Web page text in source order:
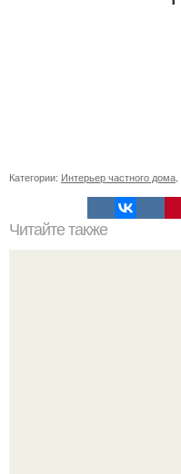
Категории: Интерьер частного дома
Читайте также